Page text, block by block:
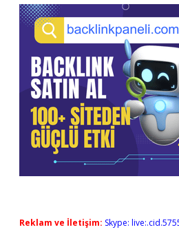
Reklam ve İletişim: Skype: